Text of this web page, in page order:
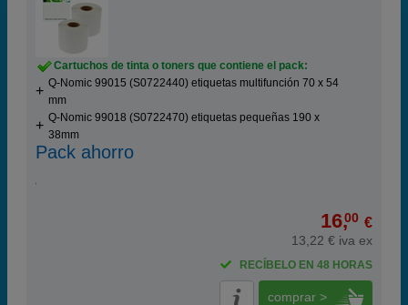
Cartuchos de tinta o toners que contiene el pack:
Q-Nomic 99015 (S0722440) etiquetas multifunción 70 x 54
mm
Q-Nomic 99018 (S0722470) etiquetas pequeñas 190 x
38mm
Pack ahorro
16,00 €
13,22 € iva ex
RECÍBELO EN 48 HORAS
comprar >